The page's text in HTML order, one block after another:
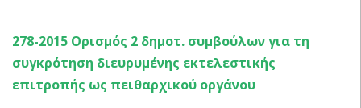
278-2015 Ορισμός 2 δημοτ. συμβούλων για τη
συγκρότηση διευρυμένης εκτελεστικής
επιτροπής ως πειθαρχικού οργάνου